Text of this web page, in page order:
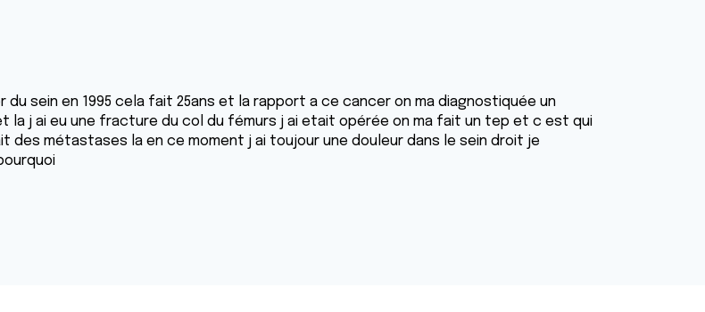
du sein en 1995 cela fait 25ans et la rapport a ce cancer on ma diagnostiquée un
la j ai eu une fracture du col du fémurs j ai etait opérée on ma fait un tep et c est qui
des métastases la en ce moment j ai toujour une douleur dans le sein droit je